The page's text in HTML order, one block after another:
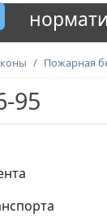
Пожарная
95